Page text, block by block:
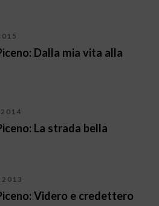
Dalla mia vita alla
La strada bella
2013
Videro e credettero